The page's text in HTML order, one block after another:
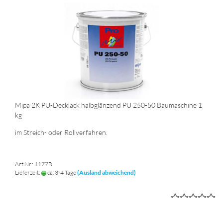
Mipa 2K PU-Decklack halbglänzend PU 250-50 Baumaschine 1
kg
im Streich- oder Rollverfahren.
Art.Nr.: 1177B
Lieferzeit:
ca. 3-4 Tage(Ausland abweichend)